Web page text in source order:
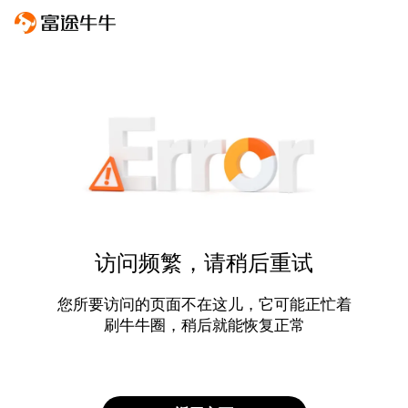
访问频繁，请稍后重试
您所要访问的页面不在这儿，它可能正忙着
刷牛牛圈，稍后就能恢复正常